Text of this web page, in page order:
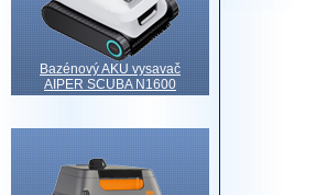
Bazénový AKU vysavač
AIPER SCUBA N1600